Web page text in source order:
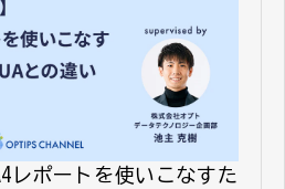
ビス／ツール
レポートを使いこなすた